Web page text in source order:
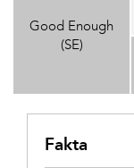
Good Enough
(SE)
Fakta